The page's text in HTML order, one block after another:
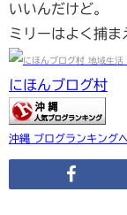
いいんだけど。
ミリーはよく捕ま
にほんブログ村
沖縄 ブログランキングへ